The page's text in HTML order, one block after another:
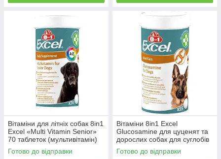
Вітаміни для літніх собак 8in1
Excel «Multi Vitamin Senior»
70 таблеток (мультивітамін)
Готово до відправки
Вітаміни 8in1 Excel
Glucosamine для цуценят та
дорослих собак для суглобів
55 шт
Готово до відправки